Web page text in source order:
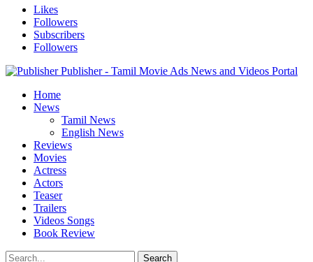
Likes
Followers
Subscribers
Followers
Publisher - Tamil Movie Ads News and Videos Portal
Home
News
Tamil News
English News
Reviews
Movies
Actress
Actors
Teaser
Trailers
Videos Songs
Book Review